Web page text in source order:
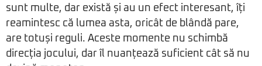
sunt multe, dar există și au un efect interesant, îți
reamintesc că lumea asta, oricât de blândă pare,
are totuși reguli. Aceste momente nu schimbă
direcția jocului, dar îl nuanțează suficient cât să nu